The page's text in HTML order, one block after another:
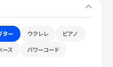
ター ウクレレ ピアノ
ース パワーコード